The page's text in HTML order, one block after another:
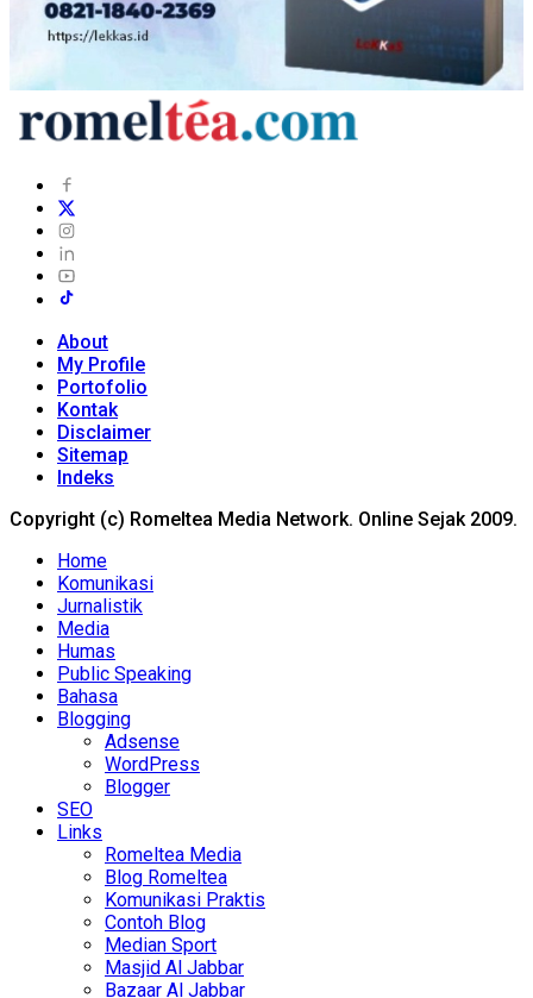
About
My Profile
Portofolio
Kontak
Disclaimer
Sitemap
Indeks
Copyright (c) Romeltea Media Network. Online Sejak 2009.
Home
Komunikasi
Jurnalistik
Media
Humas
Public Speaking
Bahasa
Blogging
Adsense
WordPress
Blogger
SEO
Links
Romeltea Media
Blog Romeltea
Komunikasi Praktis
Contoh Blog
Median Sport
Masjid Al Jabbar
Bazaar Al Jabbar